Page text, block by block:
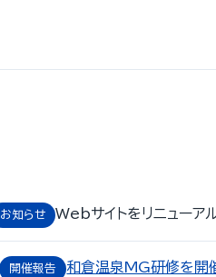
お知らせ Webサイトをリニューア
開催報告 和倉温泉MG研修を開